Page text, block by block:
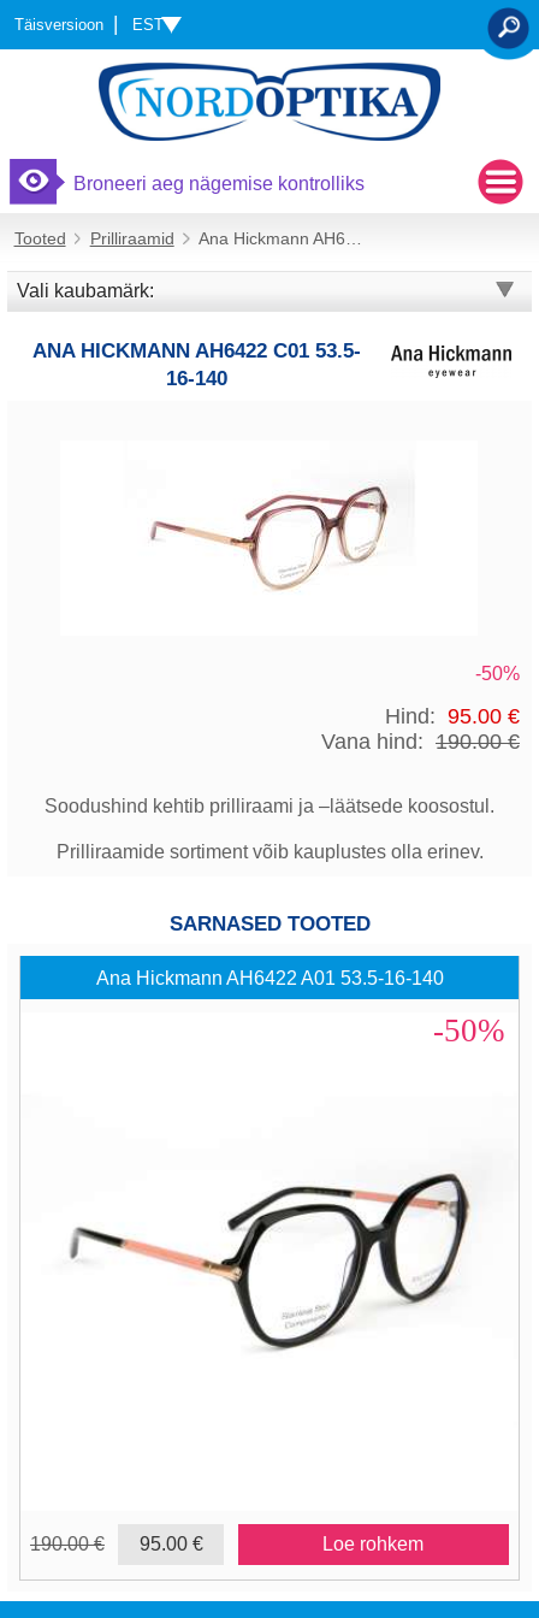
Täisversioon EST
Broneeri aeg nägemise kontrolliks
Tooted Prilliraamid Ana Hickmann AH6422 C01 53.5-16-140
Vali kaubamärk:
ANA HICKMANN AH6422 C01 53.5-
16-140
-50%
Hind:95.00 €
Vana hind:190.00 €
Soodushind kehtib prilliraami ja –läätsede koosostul.
Prilliraamide sortiment võib kauplustes olla erinev.
SARNASED TOOTED
Ana Hickmann AH6422 A01 53.5-16-140
-50%
190.00 € 95.00 € Loe rohkem